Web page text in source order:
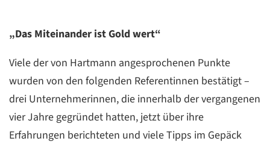
„Das Miteinander ist Gold wert“
Viele der von Hartmann angesprochenen Punkte
wurden von den folgenden Referentinnen bestätigt –
drei Unternehmerinnen, die innerhalb der vergangenen
vier Jahre gegründet hatten, jetzt über ihre
Erfahrungen berichteten und viele Tipps im Gepäck